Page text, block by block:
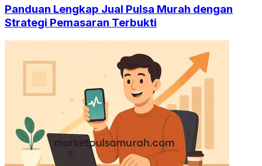
Panduan Lengkap Jual Pulsa Murah dengan
Strategi Pemasaran Terbukti